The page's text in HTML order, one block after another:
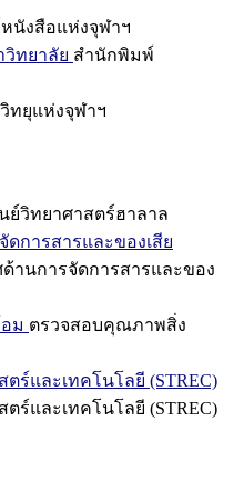
นังสือแห่งจุฬาฯ
ทยาลัย สำนักพิมพ์
ทยุแห่งจุฬาฯ
ย์วิทยาศาสตร์ฮาลาล
การสารและของเสีย
านการจัดการสารและของ
ม ตรวจสอบคุณภาพสิ่ง
ร์และเทคโนโลยี (STREC)
ร์และเทคโนโลยี (STREC)